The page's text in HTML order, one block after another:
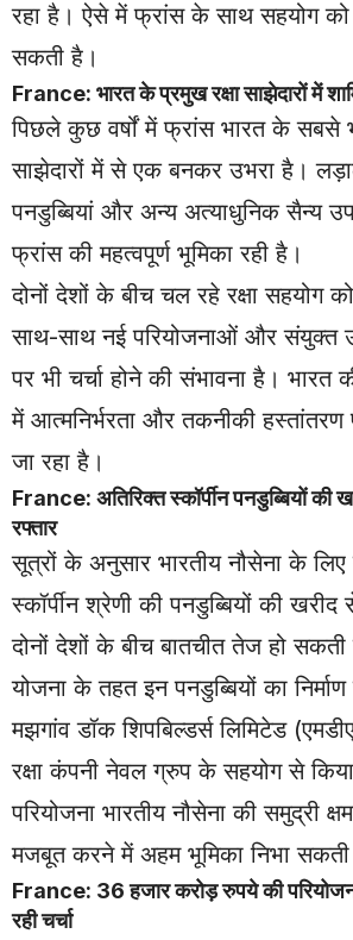
रहा है। ऐसे में फ्रांस के साथ सहयोग को
सकती है।
France: भारत के प्रमुख रक्षा साझेदारों में
पिछले कुछ वर्षों में फ्रांस भारत के सबसे
साझेदारों में से एक बनकर उभरा है।
पनडुब्बियां और अन्य अत्याधुनिक सैन्य
फ्रांस की महत्वपूर्ण भूमिका रही है।
दोनों देशों के बीच चल रहे रक्षा सहयोग
साथ-साथ नई परियोजनाओं और संयुक्त
पर भी चर्चा होने की संभावना है। भारत
में आत्मनिर्भरता और तकनीकी हस्तांतरण
जा रहा है।
France: अतिरिक्त स्कॉर्पीन पनडुब्बियों की
रफ्तार
सूत्रों के अनुसार भारतीय नौसेना के लिए
स्कॉर्पीन श्रेणी की पनडुब्बियों की
दोनों देशों के बीच बातचीत तेज हो सकती
योजना के तहत इन पनडुब्बियों का निर्माण
मझगांव डॉक शिपबिल्डर्स लिमिटेड
रक्षा कंपनी नेवल ग्रुप के सहयोग से
परियोजना भारतीय नौसेना की समुद्री
मजबूत करने में अहम भूमिका निभा
France: 36 हजार करोड़ रुपये की
रही चर्चा